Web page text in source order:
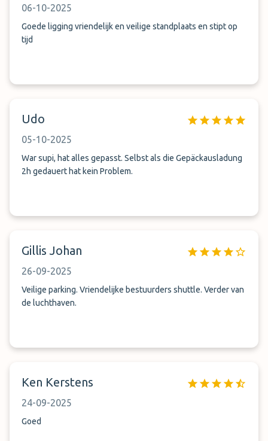
06-10-2025
Goede ligging vriendelijk en veilige standplaats en stipt op
tijd
Udo
05-10-2025
War supi, hat alles gepasst. Selbst als die Gepäckausladung
2h gedauert hat kein Problem.
Gillis Johan
26-09-2025
Veilige parking. Vriendelijke bestuurders shuttle. Verder van
de luchthaven.
Ken Kerstens
24-09-2025
Goed